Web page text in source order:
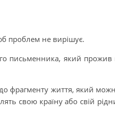
проблем не вирішує.
письменника, який
фрагменту життя, який
свою країну або свій